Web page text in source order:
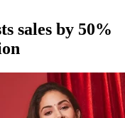
sales by 50%